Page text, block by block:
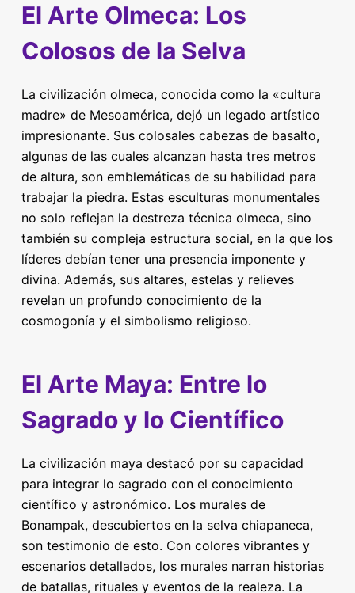
El Arte Olmeca: Los
Colosos de la Selva
La civilización olmeca, conocida como la «cultura
madre» de Mesoamérica, dejó un legado artístico
impresionante. Sus colosales cabezas de basalto,
algunas de las cuales alcanzan hasta tres metros
de altura, son emblemáticas de su habilidad para
trabajar la piedra. Estas esculturas monumentales
no solo reflejan la destreza técnica olmeca, sino
también su compleja estructura social, en la que los
líderes debían tener una presencia imponente y
divina. Además, sus altares, estelas y relieves
revelan un profundo conocimiento de la
cosmogonía y el simbolismo religioso.
El Arte Maya: Entre lo
Sagrado y lo Científico
La civilización maya destacó por su capacidad
para integrar lo sagrado con el conocimiento
científico y astronómico. Los murales de
Bonampak, descubiertos en la selva chiapaneca,
son testimonio de esto. Con colores vibrantes y
escenarios detallados, los murales narran historias
de batallas, rituales y eventos de la realeza. La